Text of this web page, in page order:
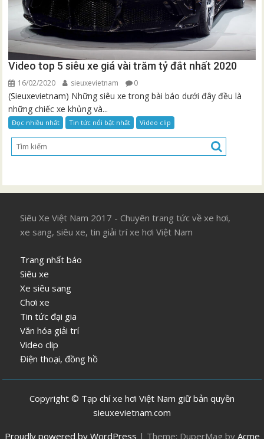
Video top 5 siêu xe giá vài trăm tỷ đắt nhất 2020
16/02/2020 sieuxevietnam 0
(Sieuxevietnam) Những siêu xe trong bài báo dưới đây đều là
những chiếc xe khủng và...
Đọc nhiều nhất Tin tức nổi bật nhất Video clip
Siêu Xe Việt Nam 2017 - Chuyên trang tức về xe hơi,
xe sang, siêu xe, tin giải trí xe hơi Việt Nam
Trang nhất báo
Siêu xe
Xe siêu sang
Chơi xe
Tin tức đại gia
Văn hóa giải trí
Video clip
Điện thoại, đồng hồ
Copyright © Tạp chí xe hơi Việt Nam giữ bản quyền
sieuxevietnam.com
Proudly powered by WordPress | Theme: DuperMag by Acme